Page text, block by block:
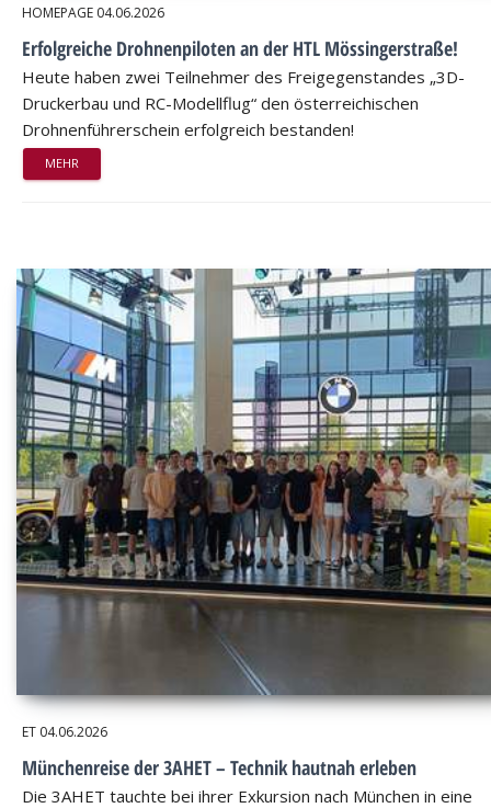
HOMEPAGE 04.06.2026
Erfolgreiche Drohnenpiloten an der HTL Mössingerstraße!
Heute haben zwei Teilnehmer des Freigegenstandes „3D-
Druckerbau und RC-Modellflug“ den österreichischen
Drohnenführerschein erfolgreich bestanden!
MEHR
ET 04.06.2026
Münchenreise der 3AHET – Technik hautnah erleben
Die 3AHET tauchte bei ihrer Exkursion nach München in eine